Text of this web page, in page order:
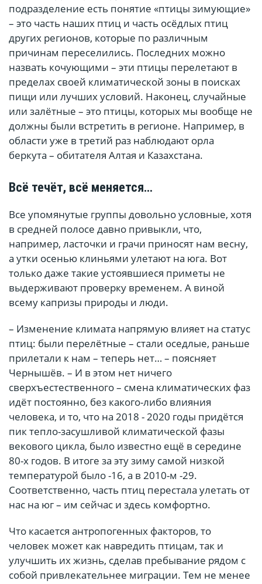
подразделение есть понятие «птицы зимующие»
– это часть наших птиц и часть осёдлых птиц
других регионов, которые по различным
причинам переселились. Последних можно
назвать кочующими – эти птицы перелетают в
пределах своей климатической зоны в поисках
пищи или лучших условий. Наконец, случайные
или залётные – это птицы, которых мы вообще не
должны были встретить в регионе. Например, в
области уже в третий раз наблюдают орла
беркута – обитателя Алтая и Казахстана.
Всё течёт, всё меняется…
Все упомянутые группы довольно условные, хотя
в средней полосе давно привыкли, что,
например, ласточки и грачи приносят нам весну,
а утки осенью клиньями улетают на юга. Вот
только даже такие устоявшиеся приметы не
выдерживают проверку временем. А виной
всему капризы природы и люди.
– Изменение климата напрямую влияет на статус
птиц: были перелётные – стали оседлые, раньше
прилетали к нам – теперь нет… – поясняет
Чернышёв. – И в этом нет ничего
сверхъестественного – смена климатических фаз
идёт постоянно, без какого-либо влияния
человека, и то, что на 2018 - 2020 годы придётся
пик тепло-засушливой климатической фазы
векового цикла, было известно ещё в середине
80-х годов. В итоге за эту зиму самой низкой
температурой было -16, а в 2010-м -29.
Соответственно, часть птиц перестала улетать от
нас на юг – им сейчас и здесь комфортно.
Что касается антропогенных факторов, то
человек может как навредить птицам, так и
улучшить их жизнь, сделав пребывание рядом с
собой привлекательнее миграции. Тем не менее